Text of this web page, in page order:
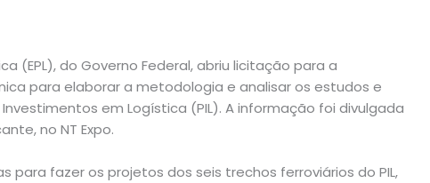
(EPL), do Governo Federal, abriu licitação para a
para elaborar a metodologia e analisar os estudos e
em Logística (PIL). A informação foi divulgada
no NT Expo.
fazer os projetos dos seis trechos ferroviários do PIL,